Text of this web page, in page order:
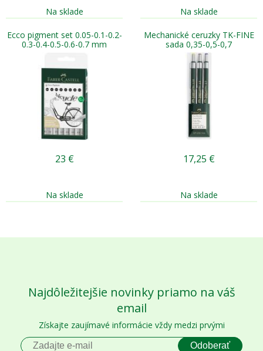
Na sklade Na sklade
Ecco pigment set 0.05-0.1-0.2-
0.3-0.4-0.5-0.6-0.7 mm
23 €
Na sklade
Mechanické ceruzky TK-FINE
sada 0,35-0,5-0,7
17,25 €
Na sklade
Najdôležitejšie novinky priamo na váš
email
Získajte zaujímavé informácie vždy medzi prvými
Odoberať